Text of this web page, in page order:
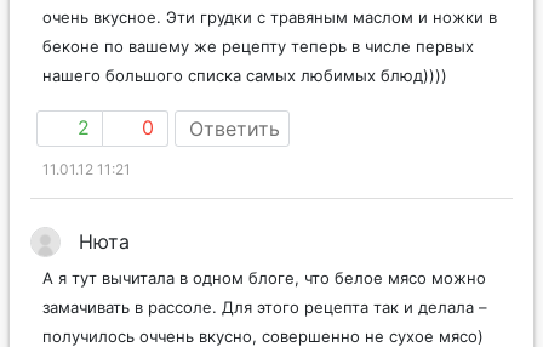
очень вкусное. Эти грудки с травяным маслом и ножки в
беконе по вашему же рецепту теперь в числе первых
нашего большого списка самых любимых блюд))))
2 0 Ответить
11.01.12 11:21
Нюта
А я тут вычитала в одном блоге, что белое мясо можно
замачивать в рассоле. Для этого рецепта так и делала –
получилось оччень вкусно, совершенно не сухое мясо)